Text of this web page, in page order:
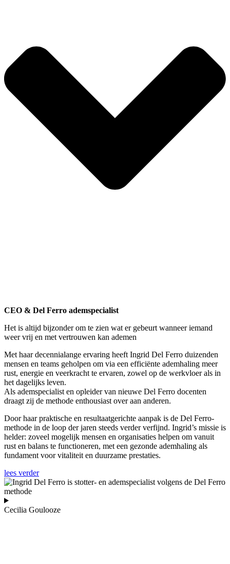
CEO & Del Ferro ademspecialist
Het is altijd bijzonder om te zien wat er gebeurt wanneer iemand
weer vrij en met vertrouwen kan ademen
Met haar decennialange ervaring heeft Ingrid Del Ferro duizenden
mensen en teams geholpen om via een efficiënte ademhaling meer
rust, energie en veerkracht te ervaren, zowel op de werkvloer als in
het dagelijks leven.
Als ademspecialist en opleider van nieuwe Del Ferro docenten
draagt zij de methode enthousiast over aan anderen.
Door haar praktische en resultaatgerichte aanpak is de Del Ferro-
methode in de loop der jaren steeds verder verfijnd. Ingrid’s missie is
helder: zoveel mogelijk mensen en organisaties helpen om vanuit
rust en balans te functioneren, met een gezonde ademhaling als
fundament voor vitaliteit en duurzame prestaties.
lees verder
Cecilia Goulooze